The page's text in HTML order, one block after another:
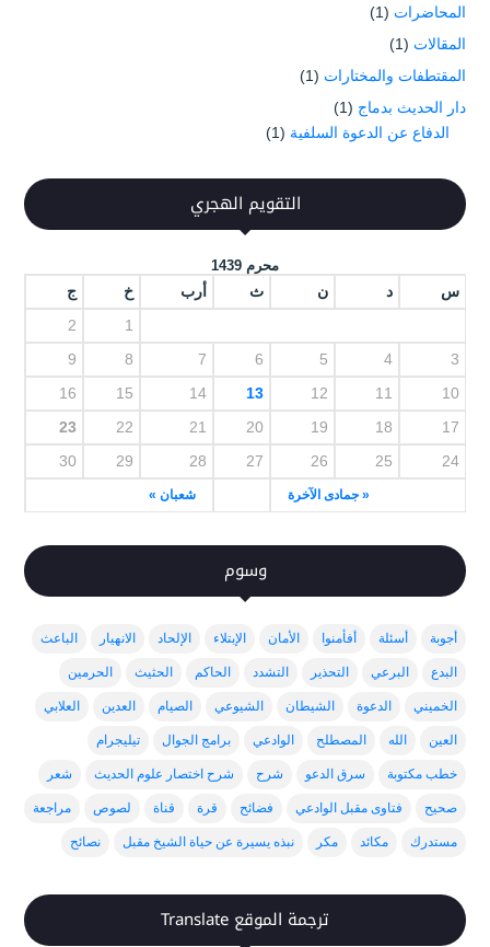
المحاضرات (1)
المقالات (1)
المقتطفات والمختارات (1)
دار الحديث بدماج (1)
الدفاع عن الدعوة السلفية (1)
التقويم الهجري
محرم 1439
س د ن ث أرب خ ج
« جمادى الآخرة شعبان »
1
2
3
4
5
6
7
8
9
10
11
12
13
14
15
16
17
18
19
20
21
22
23
24
25
26
27
28
29
30
وسوم
أجوبة أسئلة أفأمنوا الأمان الإبتلاء الإلحاد الانهيار الباعث
البدع البرعي التحذير التشدد الحاكم الحثيث الحرمين
الخميني الدعوة الشيطان الشيوعي الصيام العدين العلابي
العين الله المصطلح الوادعي برامج الجوال تيليجرام
خطب مكتوبة سرق الدعو شرح شرح اختصار علوم الحديث شعر
صحيح فتاوى مقبل الوادعي فضائح قرة قناة لصوص مراجعة
مستدرك مكائد مكر نبذه يسيرة عن حياة الشيخ مقبل نصائح
ترجمة الموقع Translate